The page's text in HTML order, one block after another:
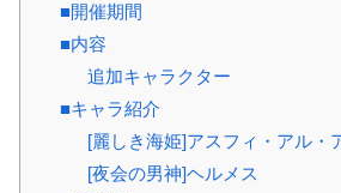
■開催期間
■内容
追加キャラクター
■キャラ紹介
[麗しき海姫]アスフィ・アル・
[夜会の男神]ヘルメス